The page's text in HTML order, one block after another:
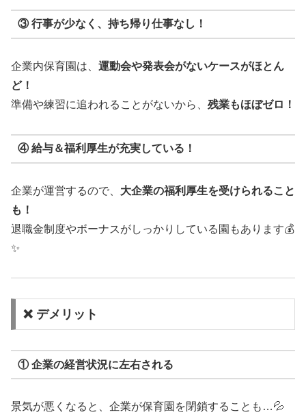
③ 行事が少なく、持ち帰り仕事なし！
企業内保育園は、 運動会や発表会がないケースがほとん
ど！
準備や練習に追われることがないから、 残業もほぼゼロ！
④ 給与＆福利厚生が充実している！
企業が運営するので、 大企業の福利厚生を受けられること
も！
退職金制度やボーナスがしっかりしている園もあります💰
✨
❌ デメリット
① 企業の経営状況に左右される
景気が悪くなると、企業が保育園を閉鎖することも…💦